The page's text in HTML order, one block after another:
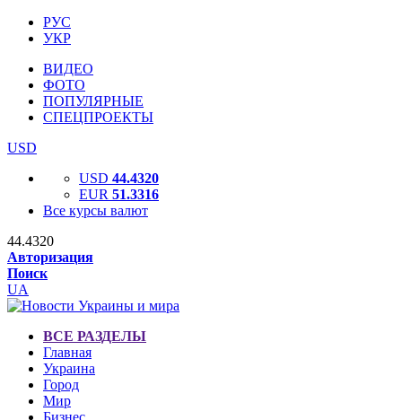
РУС
УКР
ВИДЕО
ФОТО
ПОПУЛЯРНЫЕ
СПЕЦПРОЕКТЫ
USD
USD 44.4320
EUR 51.3316
Все курсы валют
44.4320
Авторизация
Поиск
UA
ВСЕ РАЗДЕЛЫ
Главная
Украина
Город
Мир
Бизнес